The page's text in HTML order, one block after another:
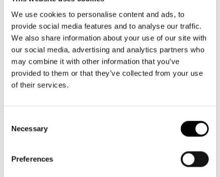
We use cookies to personalise content and ads, to
provide social media features and to analyse our traffic.
We also share information about your use of our site with
our social media, advertising and analytics partners who
may combine it with other information that you’ve
provided to them or that they’ve collected from your use
of their services.
Selection
Necessary
Preferences
Presentkort
Frågor & svar
Platskarta
Företag
Guidning
Teaterns verksamhet
Ensemble
Historia
Nyhetsbrev
LOGGA IN
09 616 211
info@svenskateatern.fi
BILJETTER
Köp biljetter
Kundtjänst per epost
Norra esplanaden 2